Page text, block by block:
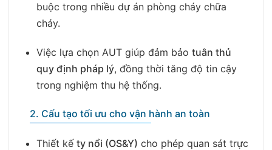
buộc trong nhiều dự án phòng cháy chữa
cháy.
Việc lựa chọn AUT giúp đảm bảo tuân thủ
quy định pháp lý, đồng thời tăng độ tin cậy
trong nghiệm thu hệ thống.
2. Cấu tạo tối ưu cho vận hành an toàn
Thiết kế ty nổi (OS&Y) cho phép quan sát trực